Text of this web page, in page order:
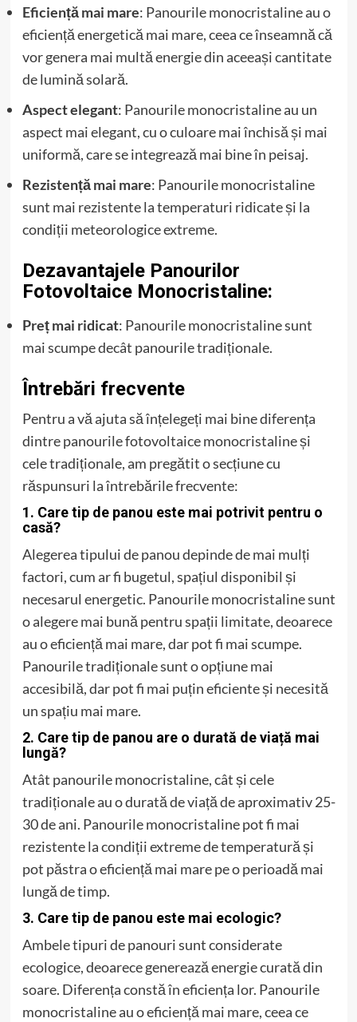
Eficiență mai mare: Panourile monocristaline au o
eficiență energetică mai mare, ceea ce înseamnă că
vor genera mai multă energie din aceeași cantitate
de lumină solară.
Aspect elegant: Panourile monocristaline au un
aspect mai elegant, cu o culoare mai închisă și mai
uniformă, care se integrează mai bine în peisaj.
Rezistență mai mare: Panourile monocristaline
sunt mai rezistente la temperaturi ridicate și la
condiții meteorologice extreme.
Dezavantajele Panourilor
Fotovoltaice Monocristaline:
Preț mai ridicat: Panourile monocristaline sunt
mai scumpe decât panourile tradiționale.
Întrebări frecvente
Pentru a vă ajuta să înțelegeți mai bine diferența
dintre panourile fotovoltaice monocristaline și
cele tradiționale, am pregătit o secțiune cu
răspunsuri la întrebările frecvente:
1. Care tip de panou este mai potrivit pentru o
casă?
Alegerea tipului de panou depinde de mai mulți
factori, cum ar fi bugetul, spațiul disponibil și
necesarul energetic. Panourile monocristaline sunt
o alegere mai bună pentru spații limitate, deoarece
au o eficiență mai mare, dar pot fi mai scumpe.
Panourile tradiționale sunt o opțiune mai
accesibilă, dar pot fi mai puțin eficiente și necesită
un spațiu mai mare.
2. Care tip de panou are o durată de viață mai
lungă?
Atât panourile monocristaline, cât și cele
tradiționale au o durată de viață de aproximativ 25-
30 de ani. Panourile monocristaline pot fi mai
rezistente la condiții extreme de temperatură și
pot păstra o eficiență mai mare pe o perioadă mai
lungă de timp.
3. Care tip de panou este mai ecologic?
Ambele tipuri de panouri sunt considerate
ecologice, deoarece generează energie curată din
soare. Diferența constă în eficiența lor. Panourile
monocristaline au o eficiență mai mare, ceea ce